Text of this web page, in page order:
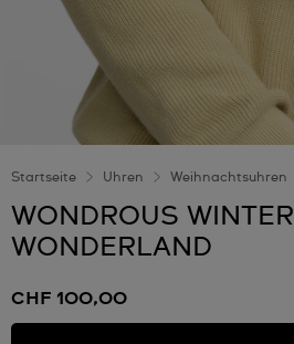
Startseite Uhren Weihnachtsuhren
WONDROUS WINTER
WONDERLAND
CHF 100,00